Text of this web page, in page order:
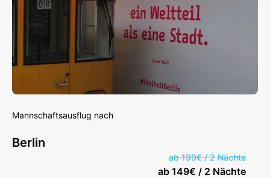
Mannschaftsausflug nach
Berlin
ab 199€ / 2 Nächte
ab 149€ / 2 Nächte